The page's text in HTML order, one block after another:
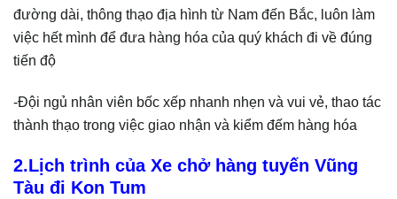
đường dài, thông thạo địa hình từ Nam đến Bắc, luôn làm
việc hết mình để đưa hàng hóa của quý khách đi về đúng
tiến độ
-Đội ngủ nhân viên bốc xếp nhanh nhẹn và vui vẻ, thao tác
thành thạo trong việc giao nhận và kiểm đếm hàng hóa
2.Lịch trình của Xe chở hàng tuyến Vũng
Tàu đi Kon Tum